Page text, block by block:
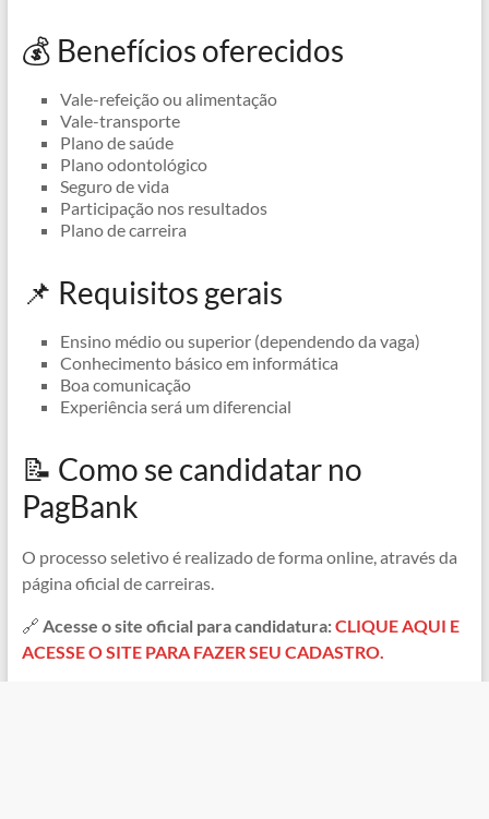
💰 Benefícios oferecidos
Vale-refeição ou alimentação
Vale-transporte
Plano de saúde
Plano odontológico
Seguro de vida
Participação nos resultados
Plano de carreira
📌 Requisitos gerais
Ensino médio ou superior (dependendo da vaga)
Conhecimento básico em informática
Boa comunicação
Experiência será um diferencial
📝 Como se candidatar no
PagBank
O processo seletivo é realizado de forma online, através da
página oficial de carreiras.
🔗 Acesse o site oficial para candidatura:CLIQUE AQUI E
ACESSE O SITE PARA FAZER SEU CADASTRO.